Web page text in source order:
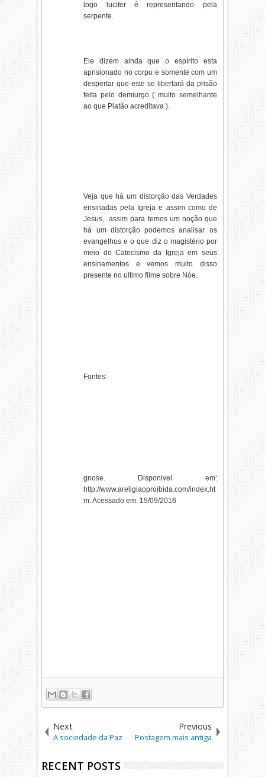
logo lucifer é representando pela
serpente.
Ele dizem ainda que o espírito esta
aprisionado no corpo e somente com um
despertar que este se libertará da prisão
feita pelo demiurgo ( muito semelhante
ao que Platão acreditava ).
Veja que há um distorção das Verdades
ensinadas pela Igreja e assim como de
Jesus, assim para temos um noção que
há um distorção podemos analisar os
evangelhos e o que diz o magistério por
meio do Catecismo da Igreja em seus
ensinamentos e vemos muito disso
presente no ultimo filme sobre Nóe.
Fontes:
gnose. Disponivel em:
http://www.areligiaoproibida.com/index.ht
m. Acessado em: 19/09/2016
Next
A sociedade da Paz
Previous
Postagem mais antiga
RECENT POSTS